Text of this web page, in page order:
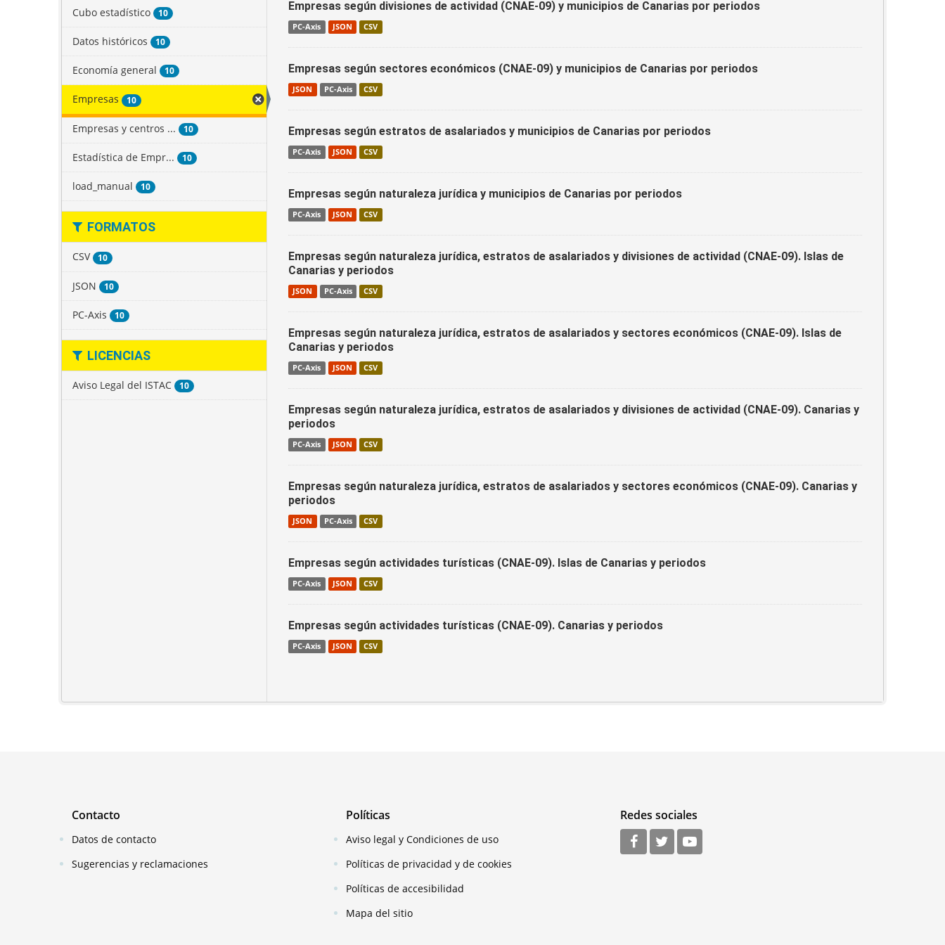
Cubo estadístico 10
Datos históricos 10
Economía general 10
Empresas 10
Empresas y centros ... 10
Estadística de Empr... 10
load_manual 10
FORMATOS
CSV 10
JSON 10
PC-Axis 10
LICENCIAS
Aviso Legal del ISTAC 10
Empresas según divisiones de actividad (CNAE-09) y municipios de Canarias por periodos
PC-Axis JSON CSV
Empresas según sectores económicos (CNAE-09) y municipios de Canarias por periodos
JSON PC-Axis CSV
Empresas según estratos de asalariados y municipios de Canarias por periodos
PC-Axis JSON CSV
Empresas según naturaleza jurídica y municipios de Canarias por periodos
PC-Axis JSON CSV
Empresas según naturaleza jurídica, estratos de asalariados y divisiones de actividad (CNAE-09). Islas de
Canarias y periodos
JSON PC-Axis CSV
Empresas según naturaleza jurídica, estratos de asalariados y sectores económicos (CNAE-09). Islas de
Canarias y periodos
PC-Axis JSON CSV
Empresas según naturaleza jurídica, estratos de asalariados y divisiones de actividad (CNAE-09). Canarias y
periodos
PC-Axis JSON CSV
Empresas según naturaleza jurídica, estratos de asalariados y sectores económicos (CNAE-09). Canarias y
periodos
JSON PC-Axis CSV
Empresas según actividades turísticas (CNAE-09). Islas de Canarias y periodos
PC-Axis JSON CSV
Empresas según actividades turísticas (CNAE-09). Canarias y periodos
PC-Axis JSON CSV
Contacto
Datos de contacto
Sugerencias y reclamaciones
Políticas
Aviso legal y Condiciones de uso
Políticas de privacidad y de cookies
Políticas de accesibilidad
Mapa del sitio
Redes sociales